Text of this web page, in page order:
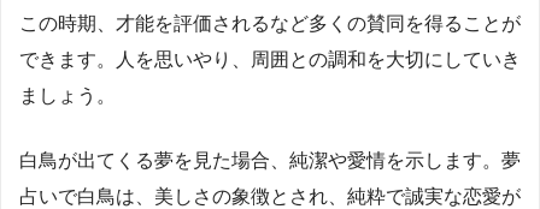
この時期、才能を評価されるなど多くの賛同を得ることが
できます。人を思いやり、周囲との調和を大切にしていき
ましょう。
白鳥が出てくる夢を見た場合、純潔や愛情を示します。夢
占いで白鳥は、美しさの象徴とされ、純粋で誠実な恋愛が